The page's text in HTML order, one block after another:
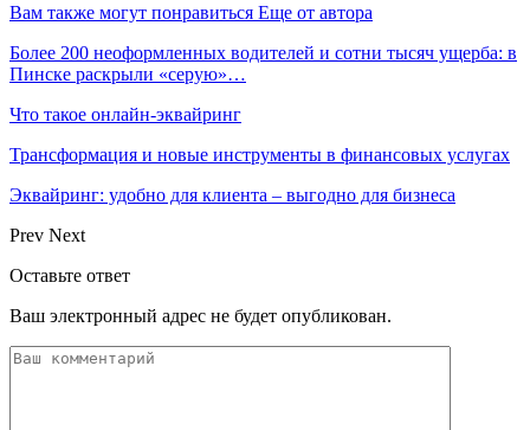
Вам также могут понравиться Еще от автора
Более 200 неоформленных водителей и сотни тысяч ущерба: в
Пинске раскрыли «серую»…
Что такое онлайн-эквайринг
Трансформация и новые инструменты в финансовых услугах
Эквайринг: удобно для клиента – выгодно для бизнеса
Prev Next
Оставьте ответ
Ваш электронный адрес не будет опубликован.